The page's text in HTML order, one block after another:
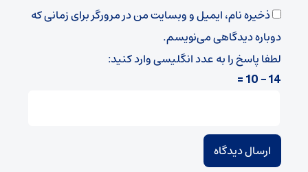
ذخیره نام، ایمیل و وبسایت من در مرورگر برای زمانی که
دوباره دیدگاهی می‌نویسم.
لطفا پاسخ را به عدد انگلیسی وارد کنید:
14 − 10 =